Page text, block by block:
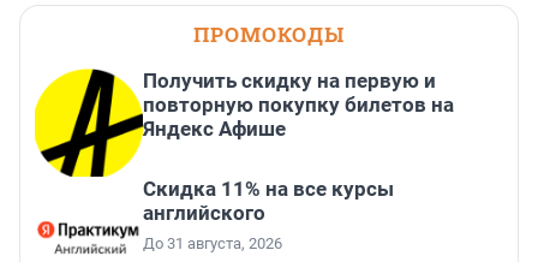
ПРОМОКОДЫ
Получить скидку на первую и
повторную покупку билетов на
Яндекс Афише
Скидка 11% на все курсы
английского
До 31 августа, 2026